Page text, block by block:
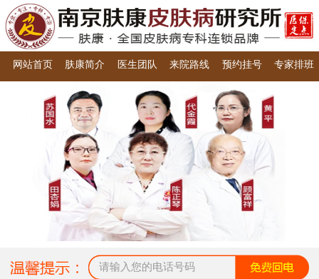
网站首页 肤康简介 医生团队 来院路线 预约挂号 专家排班